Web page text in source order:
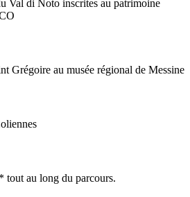
Val di Noto inscrites au patrimoine
Grégoire au musée régional de Messine
tout au long du parcours.